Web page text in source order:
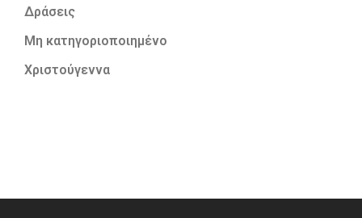
Δράσεις
Μη κατηγοριοποιημένο
Χριστούγεννα